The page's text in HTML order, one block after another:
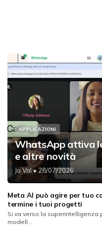
APPLICAZIONI
WhatsApp attiva
e altre novità
Jo Val• 28/07/2026
Meta AI può agire per tuo
termine i tuoi progetti
Si va verso la superintelligenza
modell...